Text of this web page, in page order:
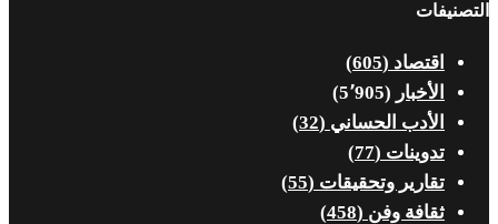
(5٬905)
الحساني(32)
(77)
وتحقيقات(55)
وفن(458)